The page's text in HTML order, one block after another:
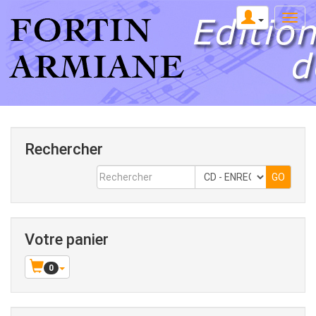
Rechercher
Votre panier
0